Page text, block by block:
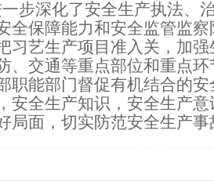
步深化了安全生产执法、
全保障能力和安全监管监
习艺生产项目准入关，加
、交通等重点部位和重点环
职能部门督促有机结合的
安全生产知识，安全生产
局面，切实防范安全生产事